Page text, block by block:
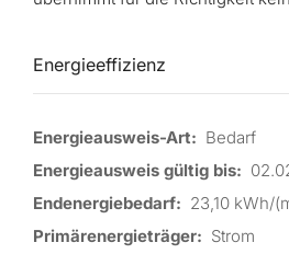
Energieeffizienz
Energieausweis-Art: Bedarf
Energieausweis gültig bis:
Endenergiebedarf: 23,10 kWh/
Primärenergieträger: Strom